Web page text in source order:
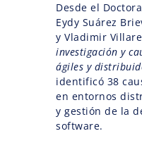
Desde el
Eydy Suárez
y Vladimir
investigación y
ágiles y
identificó 38
en entornos
y gestión de la
software.